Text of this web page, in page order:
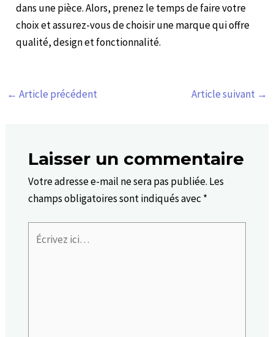
dans une pièce. Alors, prenez le temps de faire votre
choix et assurez-vous de choisir une marque qui offre
qualité, design et fonctionnalité.
← Article précédent Article suivant →
Laisser un commentaire
Votre adresse e-mail ne sera pas publiée. Les
champs obligatoires sont indiqués avec *
Écrivez
ici…